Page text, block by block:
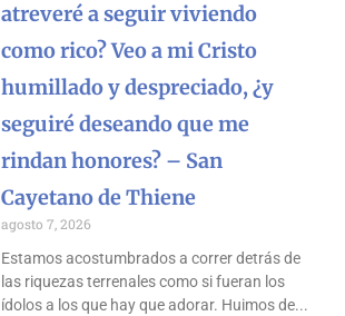
atreveré a seguir viviendo
como rico? Veo a mi Cristo
humillado y despreciado, ¿y
seguiré deseando que me
rindan honores? – San
Cayetano de Thiene
agosto 7, 2026
Estamos acostumbrados a correr detrás de
las riquezas terrenales como si fueran los
ídolos a los que hay que adorar. Huimos de